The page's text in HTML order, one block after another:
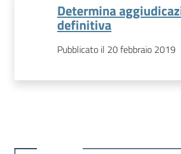
Determina
definitiva
Pubblicato il 20 febbraio 2019